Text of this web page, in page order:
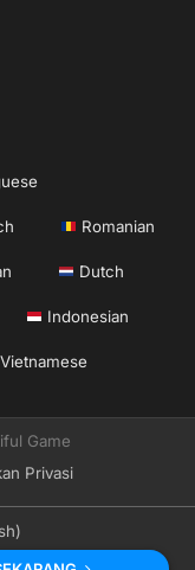
Romanian
Dutch
Indonesian
Vietnamese
Game
Privasi